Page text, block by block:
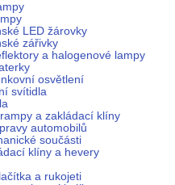
LED žárovky
zářivky
a halogenové lampy
osvětlení
svítidla
a zakládací klíny
automobilů
součásti
klíny a hevery
a rukojeti